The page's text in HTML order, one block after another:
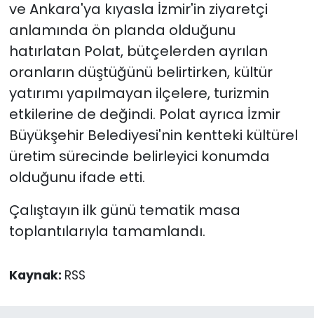
ve Ankara'ya kıyasla İzmir'in ziyaretçi
anlamında ön planda olduğunu
hatırlatan Polat, bütçelerden ayrılan
oranların düştüğünü belirtirken, kültür
yatırımı yapılmayan ilçelere, turizmin
etkilerine de değindi. Polat ayrıca İzmir
Büyükşehir Belediyesi'nin kentteki kültürel
üretim sürecinde belirleyici konumda
olduğunu ifade etti.
Çalıştayın ilk günü tematik masa
toplantılarıyla tamamlandı.
Kaynak: RSS